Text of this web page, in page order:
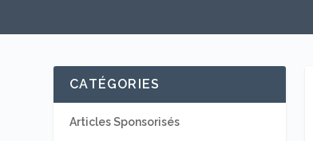
CATÉGORIES
Articles Sponsorisés